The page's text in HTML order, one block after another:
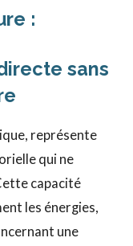
:
sans
représente
qui ne
capacité
les énergies,
une